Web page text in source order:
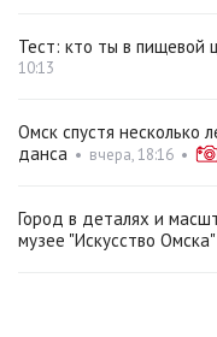
Тест: кто ты в пищевой
10:13
Омск спустя несколько
данса • вчера, 18:16 •
Город в деталях и
музее "Искусство Омска"